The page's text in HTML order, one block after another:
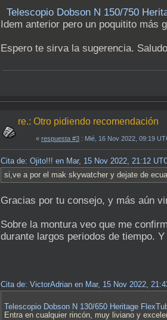
Telescopio Dobson N 150/750
Idem anterior pero un poquitito más
Espero te sirva la sugerencia.
re.: Otro pidiendo recomendación
« respuesta #3 : Mié, 16 Nov 2022, 09:19
Cita de: Ojito!!! en Mar, 15 Nov 2022, 21:12
si,ve a por el mak skywatcher y dejate de
Gracias por tu consejo, y más aún
Sobre la montura veo que me
durante largos periodos de tiempo.
Cita de: VictorAdrian en Mar, 15 Nov 2022,
Telescopio Dobson N 130/650 Heritage
Entra en cualquier rincón, muy liviano y